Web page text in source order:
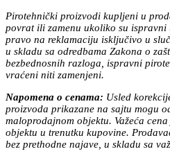
Pirotehnički proizvodi kupljeni u
povrat ili zamenu ukoliko su ispravni
pravo na reklamaciju isključivo u
u skladu sa odredbama Zakona o
bezbednosnih razloga, ispravni
vraćeni niti zamenjeni.
Napomena o cenama: Usled
proizvoda prikazane na sajtu mogu
maloprodajnom objektu. Važeća
objektu u trenutku kupovine.
bez prethodne najave, u skladu sa